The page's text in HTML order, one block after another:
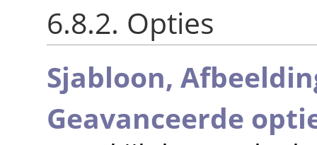
6.8.2. Opties
Sjabloon,
Geavanceerde